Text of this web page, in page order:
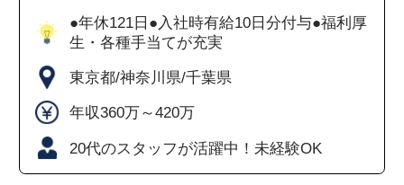
●年休121日●入社時有給10日分付与●福利厚
生・各種手当てが充実
東京都/神奈川県/千葉県
年収360万～420万
20代のスタッフが活躍中！未経験OK